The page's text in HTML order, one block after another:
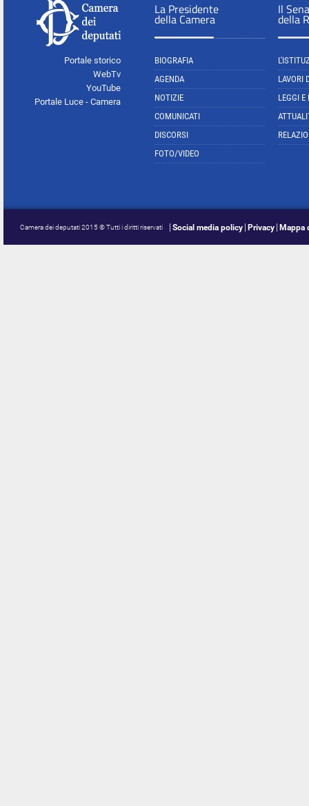
Portale storico
WebTv
YouTube
Portale Luce - Camera
La Presidente
della Camera
BIOGRAFIA
AGENDA
NOTIZIE
COMUNICATI
DISCORSI
FOTO/VIDEO
Il
della
LAVORI
LEGGI E
Camera dei deputati 2015 © Tutti i diritti riservati Social media policy Privacy Mappa